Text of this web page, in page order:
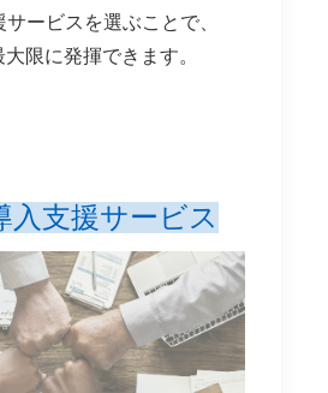
ービスを選ぶことで、
限に発揮できます。
入支援サービス